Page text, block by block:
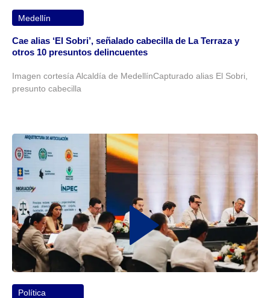
Medellín
Cae alias ‘El Sobri’, señalado cabecilla de La Terraza y
otros 10 presuntos delincuentes
Imagen cortesía Alcaldía de MedellínCapturado alias El Sobri,
presunto cabecilla
Política